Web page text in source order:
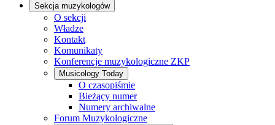
Sekcja muzykologów
O sekcji
Władze
Kontakt
Komunikaty
Konferencje muzykologiczne ZKP
Musicology Today
O czasopiśmie
Bieżący numer
Numery archiwalne
Forum Muzykologiczne